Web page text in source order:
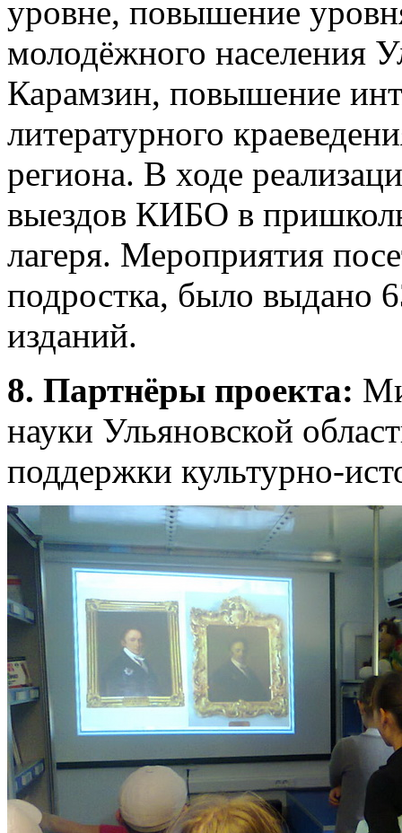
уровне, повышение
молодёжного населения
Карамзин, повышение
литературного
региона. В ходе
выездов КИБО в
лагеря. Мероприятия
подростка, было выдано
изданий.
8. Партнёры проекта:
науки Ульяновской
поддержки культурно-